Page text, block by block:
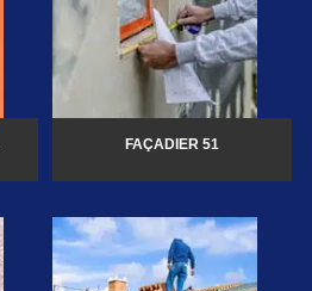
FAÇADIER 51